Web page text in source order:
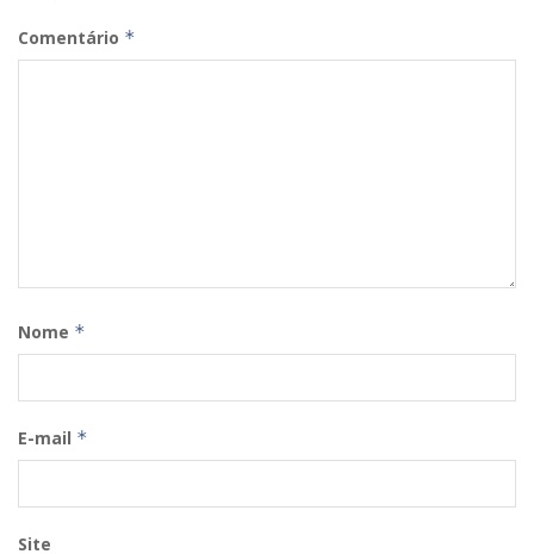
Comentário *
Nome *
E-mail *
Site